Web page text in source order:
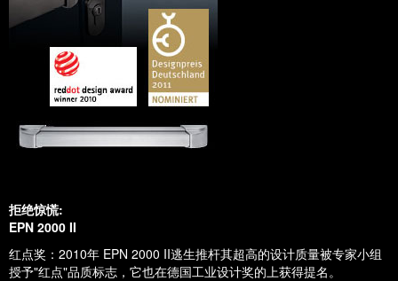
拒绝惊慌:
EPN 2000 II
红点奖：2010年 EPN 2000 II逃生推杆其超高的设计质量被专家小组
授予"红点"品质标志，它也在德国工业设计奖的上获得提名。